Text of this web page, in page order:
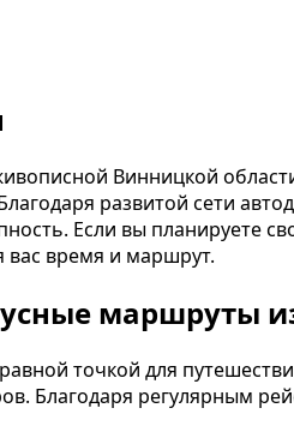
Винницкой
развитой сети
Если вы планируете
вас время и маршрут.
маршруты
точкой для
Благодаря регулярным